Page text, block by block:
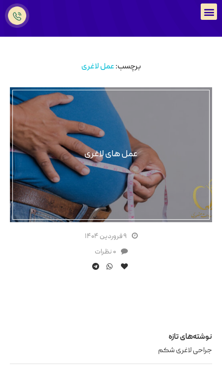
برچسب:عمل لاغری
عمل های لاغری
۹ فروردین ۱۴۰۴
۰ نظرات
نوشته‌های تازه
جراحی لاغری شکم